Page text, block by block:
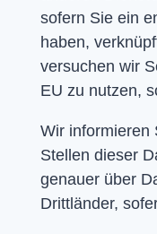
sofern Sie ein
haben,
versuchen wir
EU zu nutzen,
Wir informieren
Stellen dieser
genauer über
Drittländer,